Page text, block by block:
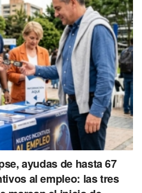
ayudas de hasta 67
al empleo: las tres